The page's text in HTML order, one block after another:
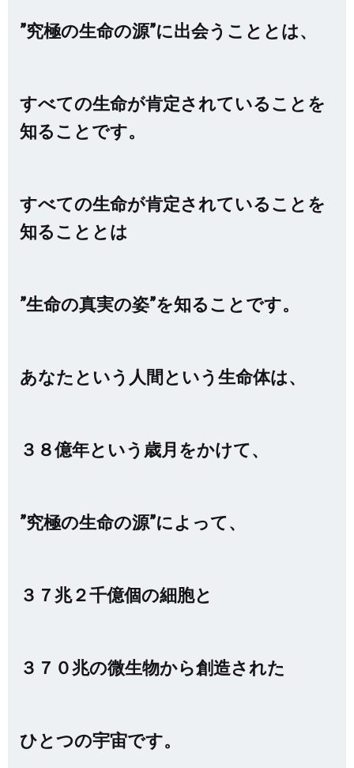
”究極の生命の源”に出会うこととは、
すべての生命が肯定されていることを
知ることです。
すべての生命が肯定されていることを
知ることとは
”生命の真実の姿”を知ることです。
あなたという人間という生命体は、
３８億年という歳月をかけて、
”究極の生命の源”によって、
３７兆２千億個の細胞と
３７０兆の微生物から創造された
ひとつの宇宙です。